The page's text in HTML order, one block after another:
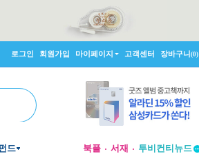
로그인 회원가입 마이페이지 고객센터 장바구니(0)
드 북플 서재
투비컨티뉴드